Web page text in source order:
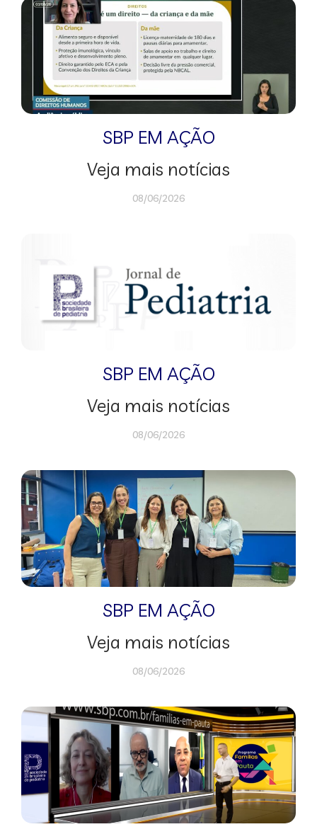
SBP EM AÇÃO
Veja mais notícias
08/06/2026
SBP EM AÇÃO
Veja mais notícias
08/06/2026
SBP EM AÇÃO
Veja mais notícias
08/06/2026